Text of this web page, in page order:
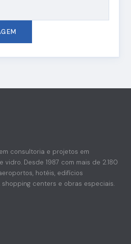
consultoria e projetos em
vidro. Desde 1987 com mais de 2.180
hotéis, edifícios
shopping centers e obras especiais.